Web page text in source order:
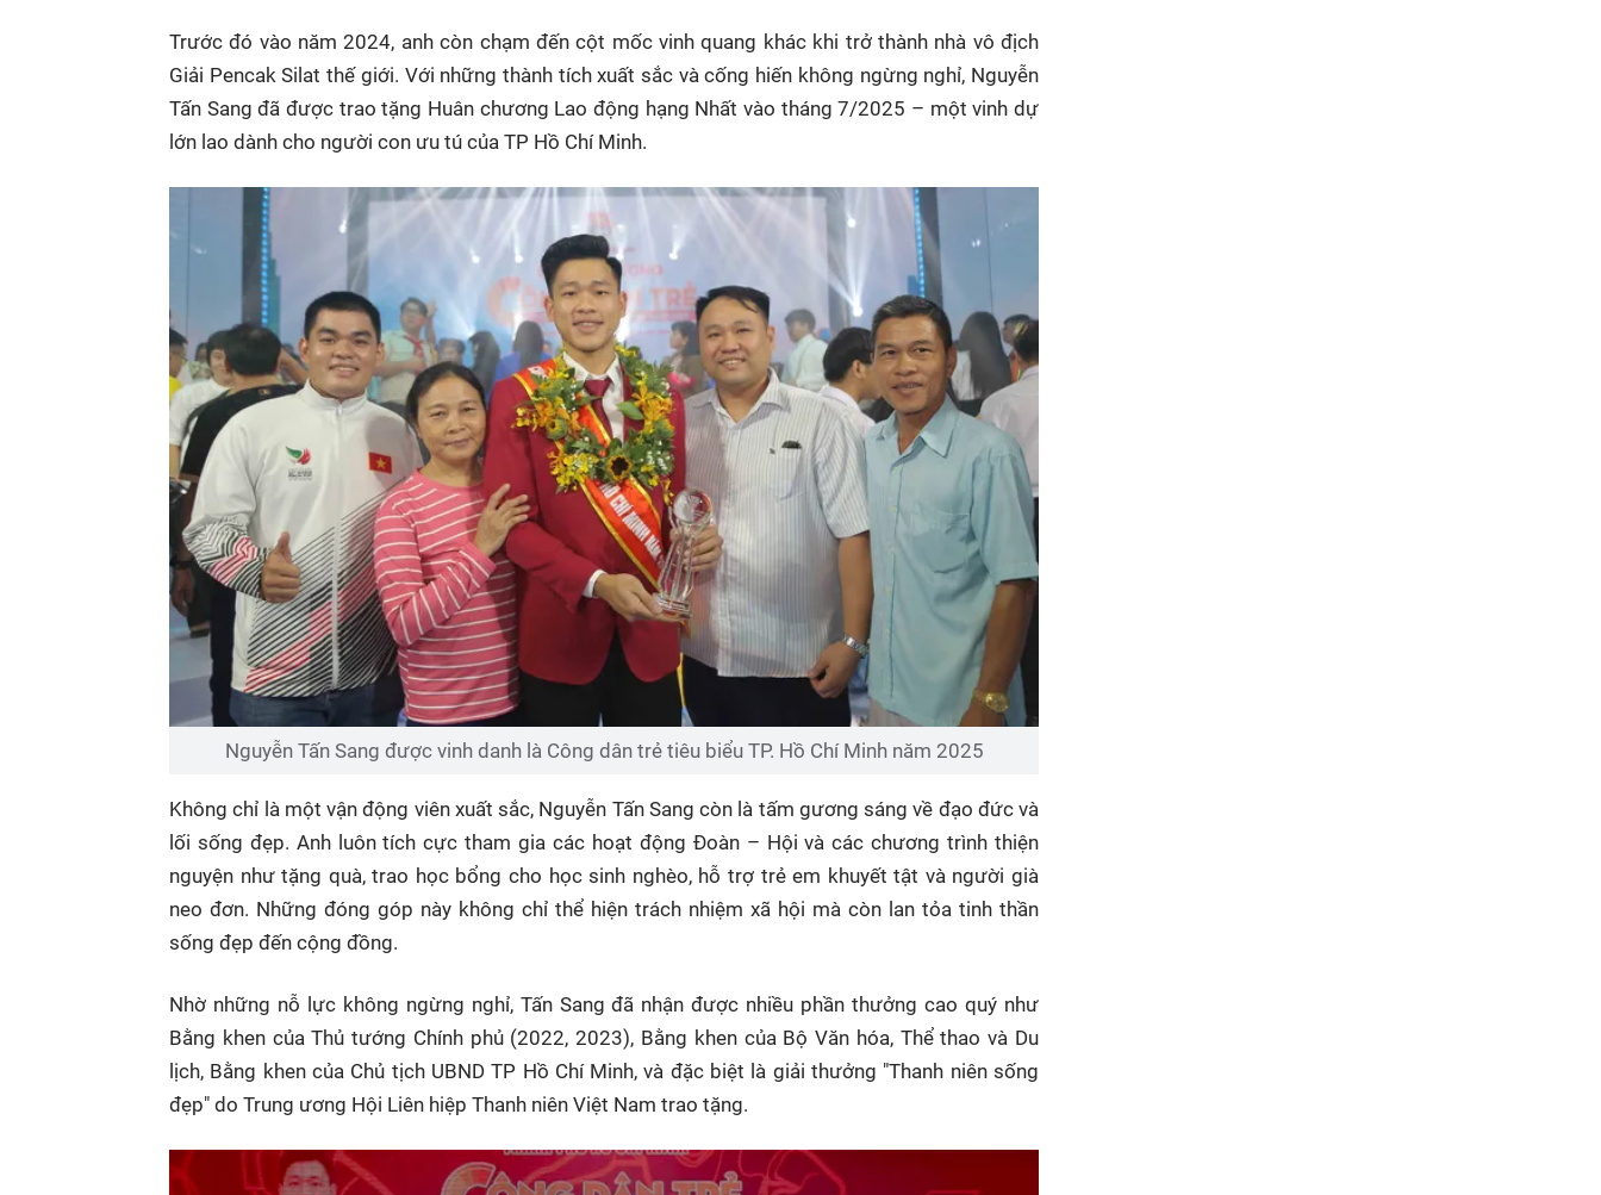
Trước đó vào năm 2024, anh còn chạm đến cột mốc vinh quang khác khi trở thành nhà vô địch
Giải Pencak Silat thế giới. Với những thành tích xuất sắc và cống hiến không ngừng nghỉ, Nguyễn
Tấn Sang đã được trao tặng Huân chương Lao động hạng Nhất vào tháng 7/2025 – một vinh dự
lớn lao dành cho người con ưu tú của TP Hồ Chí Minh.
Nguyễn Tấn Sang được vinh danh là Công dân trẻ tiêu biểu TP. Hồ Chí Minh năm 2025
Không chỉ là một vận động viên xuất sắc, Nguyễn Tấn Sang còn là tấm gương sáng về đạo đức và
lối sống đẹp. Anh luôn tích cực tham gia các hoạt động Đoàn – Hội và các chương trình thiện
nguyện như tặng quà, trao học bổng cho học sinh nghèo, hỗ trợ trẻ em khuyết tật và người già
neo đơn. Những đóng góp này không chỉ thể hiện trách nhiệm xã hội mà còn lan tỏa tinh thần
sống đẹp đến cộng đồng.
Nhờ những nỗ lực không ngừng nghỉ, Tấn Sang đã nhận được nhiều phần thưởng cao quý như
Bằng khen của Thủ tướng Chính phủ (2022, 2023), Bằng khen của Bộ Văn hóa, Thể thao và Du
lịch, Bằng khen của Chủ tịch UBND TP Hồ Chí Minh, và đặc biệt là giải thưởng "Thanh niên sống
đẹp" do Trung ương Hội Liên hiệp Thanh niên Việt Nam trao tặng.